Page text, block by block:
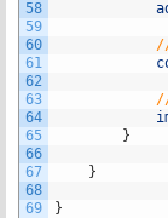
58
59
60
61
62
63
64
65
66
67
68
69
}
}
}